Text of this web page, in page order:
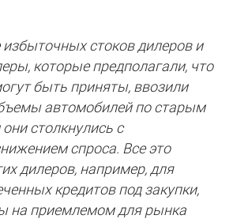
стоков дилеров и
которые предполагали, что
быть приняты, ввозили
автомобилей по старым
столкнулись с
спроса. Все это
дилеров, например, для
кредитов под закупки,
на приемлемом для рынка